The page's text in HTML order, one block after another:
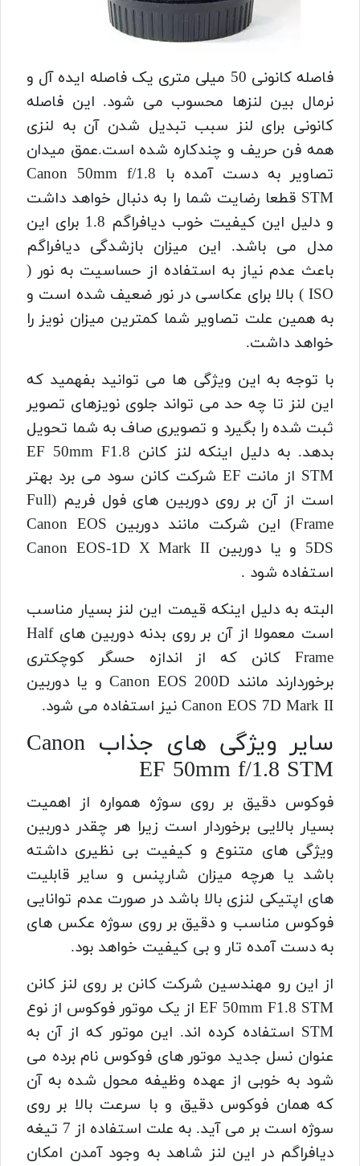
فاصله کانونی 50 میلی متری یک فاصله ایده آل و
نرمال بین لنزها محسوب می شود. این فاصله
کانونی برای لنز سبب تبدیل شدن آن به لنزی
همه فن حریف و چندکاره شده است.عمق میدان
تصاویر به دست آمده با Canon 50mm f/1.8
STM قطعا رضایت شما را به دنبال خواهد داشت
و دلیل این کیفیت خوب دیافراگم 1.8 برای این
مدل می باشد. این میزان بازشدگی دیافراگم
باعث عدم نیاز به استفاده از حساسیت به نور (
ISO ) بالا برای عکاسی در نور ضعیف شده است و
به همین علت تصاویر شما کمترین میزان نویز را
خواهد داشت.
با توجه به این ویژگی ها می توانید بفهمید که
این لنز تا چه حد می تواند جلوی نویزهای تصویر
ثبت شده را بگیرد و تصویری صاف به شما تحویل
بدهد. به دلیل اینکه لنز کانن EF 50mm F1.8
STM از مانت EF شرکت کانن سود می برد بهتر
است از آن بر روی دوربین های فول فریم (Full
Frame) این شرکت مانند دوربین Canon EOS
5DS و یا دوربین Canon EOS-1D X Mark II
استفاده شود .
البته به دلیل اینکه قیمت این لنز بسیار مناسب
است معمولا از آن بر روی بدنه دوربین های Half
Frame کانن که از اندازه حسگر کوچکتری
برخوردارند مانند Canon EOS 200D و یا دوربین
Canon EOS 7D Mark II نیز استفاده می شود.
سایر ویژگی های جذاب Canon
EF 50mm f/1.8 STM
فوکوس دقیق بر روی سوژه همواره از اهمیت
بسیار بالایی برخوردار است زیرا هر چقدر دوربین
ویژگی های متنوع و کیفیت بی نظیری داشته
باشد یا هرچه میزان شارپنس و سایر قابلیت
های اپتیکی لنزی بالا باشد در صورت عدم توانایی
فوکوس مناسب و دقیق بر روی سوژه عکس های
به دست آمده تار و بی کیفیت خواهد بود.
از این رو مهندسین شرکت کانن بر روی لنز کانن
EF 50mm F1.8 STM از یک موتور فوکوس از نوع
STM استفاده کرده اند. این موتور که از آن به
عنوان نسل جدید موتور های فوکوس نام برده می
شود به خوبی از عهده وظیفه محول شده به آن
که همان فوکوس دقیق و با سرعت بالا بر روی
سوژه است بر می آید. به علت استفاده از 7 تیغه
دیافراگم در این لنز شاهد به وجود آمدن امکان